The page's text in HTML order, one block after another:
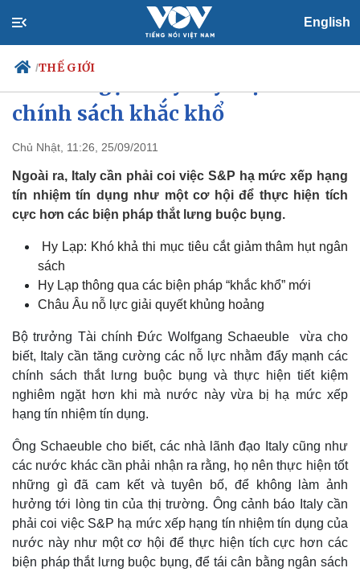
English
/THẾ GIỚI
Chính trị
Đảng
Tổ chức nhân sự
Quốc hội
Nhận diện sự thật
Tin 24h
Dự báo thời tiết
Giáo dục
Dấu ấn VOV
Việc làm
Biển đảo
chính sách khắc khổ
Chủ Nhật, 11:26, 25/09/2011
Ngoài ra, Italy cần phải coi việc S&P hạ mức xếp hạng
tín nhiệm tín dụng như một cơ hội để thực hiện tích
cực hơn các biện pháp thắt lưng buộc bụng.
Hy Lạp: Khó khả thi mục tiêu cắt giảm thâm hụt ngân
sách
Hy Lạp thông qua các biện pháp “khắc khổ” mới
Châu Âu nỗ lực giải quyết khủng hoảng
Bộ trưởng Tài chính Đức Wolfgang Schaeuble vừa cho
biết, Italy cần tăng cường các nỗ lực nhằm đẩy mạnh các
chính sách thắt lưng buộc bụng và thực hiện tiết kiệm
nghiêm ngặt hơn khi mà nước này vừa bị hạ mức xếp
hạng tín nhiệm tín dụng.
Ông Schaeuble cho biết, các nhà lãnh đạo Italy cũng như
các nước khác cần phải nhận ra rằng, họ nên thực hiện tốt
những gì đã cam kết và tuyên bố, để không làm ảnh
hưởng tới lòng tin của thị trường. Ông cảnh báo Italy cần
phải coi việc S&P hạ mức xếp hạng tín nhiệm tín dụng của
nước này như một cơ hội để thực hiện tích cực hơn các
biện pháp thắt lưng buộc bụng, để tái cân bằng ngân sách